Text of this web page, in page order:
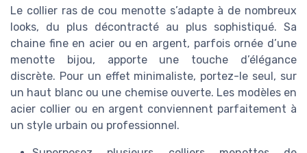
Le collier ras de cou menotte s’adapte à de nombreux
looks, du plus décontracté au plus sophistiqué. Sa
chaine fine en acier ou en argent, parfois ornée d’une
menotte bijou, apporte une touche d’élégance
discrète. Pour un effet minimaliste, portez-le seul, sur
un haut blanc ou une chemise ouverte. Les modèles en
acier collier ou en argent conviennent parfaitement à
un style urbain ou professionnel.